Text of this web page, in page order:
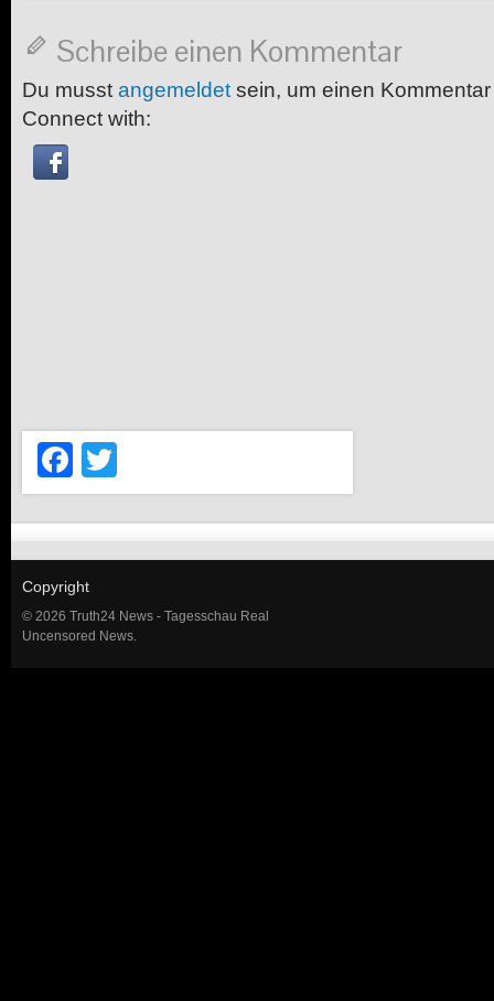
Schreibe einen Kommentar
Du musst angemeldet sein, um einen
Connect with:
Facebook
Copyright
© 2026 Truth24 News - Tagesschau Real
Uncensored News.